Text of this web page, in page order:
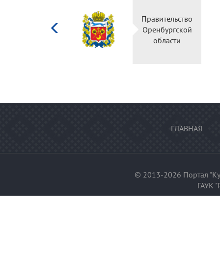
Министерство
культуры
Российской
федерации
ГЛАВНАЯ
© 2013-2026 Портал
ГАУК